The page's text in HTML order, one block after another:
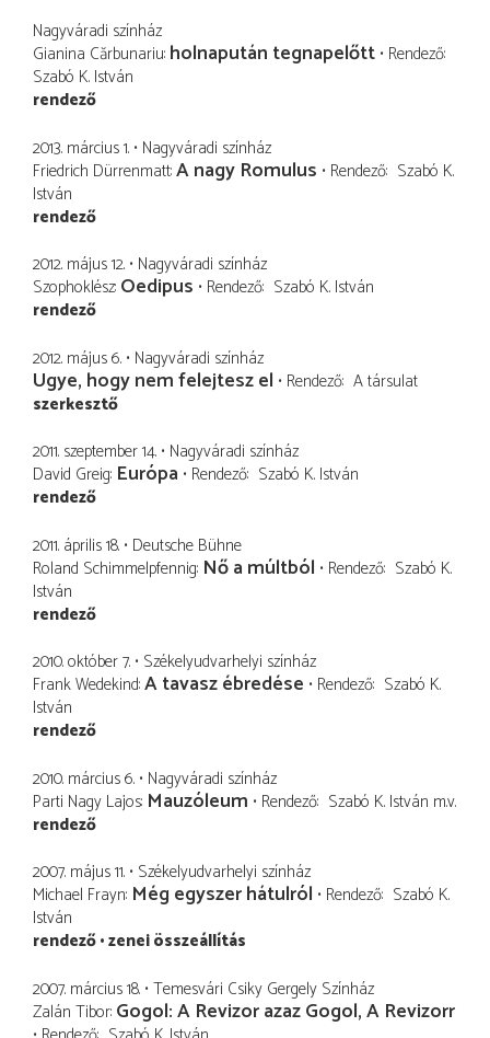
Nagyváradi színház
Gianina Cărbunariu holnapután tegnapelőtt Rendező
Szabó K. István
rendező
2013. március 1. Nagyváradi színház
Friedrich Dürrenmatt A nagy Romulus Rendező Szabó K.
István
rendező
2012. május 12. Nagyváradi színház
Szophoklész Oedipus Rendező Szabó K. István
rendező
2012. május 6. Nagyváradi színház
Ugye, hogy nem felejtesz el Rendező A társulat
szerkesztő
2011. szeptember 14. Nagyváradi színház
David Greig Európa Rendező Szabó K. István
rendező
2011. április 18. Deutsche Bühne
Roland Schimmelpfennig Nő a múltból Rendező Szabó K.
István
rendező
2010. október 7. Székelyudvarhelyi színház
Frank Wedekind A tavasz ébredése Rendező Szabó K.
István
rendező
2010. március 6. Nagyváradi színház
Parti Nagy Lajos Mauzóleum Rendező Szabó K. István m.v.
rendező
2007. május 11. Székelyudvarhelyi színház
Michael Frayn Még egyszer hátulról Rendező Szabó K.
István
rendező zenei összeállítás
2007. március 18. Temesvári Csiky Gergely Színház
Zalán Tibor Gogol: A Revizor azaz Gogol, A Revizorr